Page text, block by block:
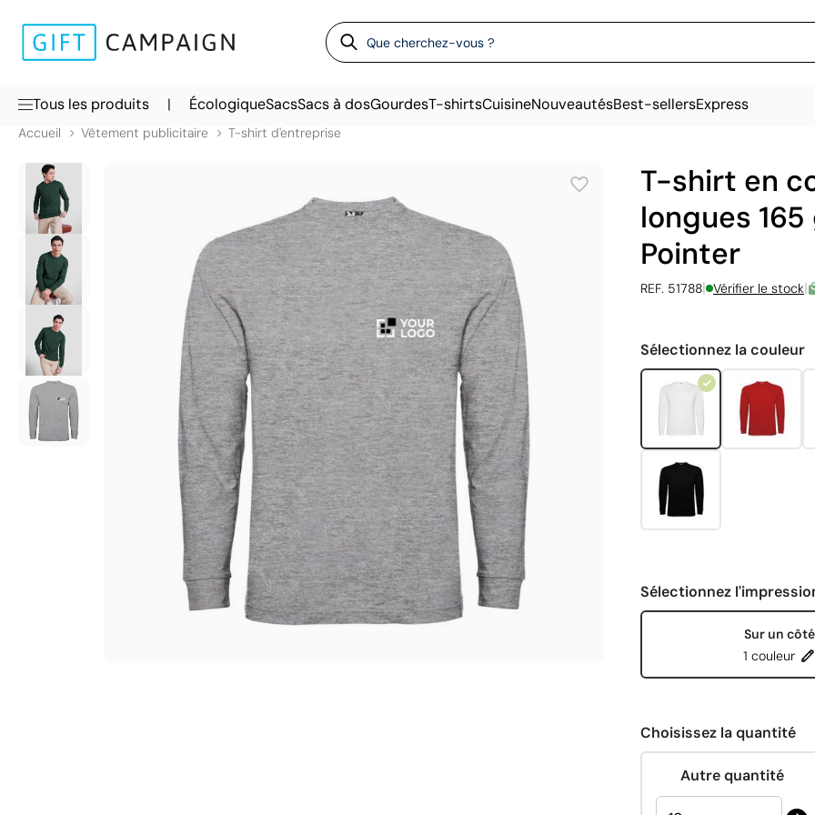
Tous les produits | ÉcologiqueSacsSacs à dosGourdesT-shirtsCuisineNouveautésBest-sellersExpress
Accueil Vêtement publicitaire T-shirt d'entreprise
T-shirt en
longues
Pointer
REF. 51788| Vérifier le stock|
Sélectionnez la couleur
Sélectionnez
Sur un côté
1 couleur
Choisissez la quantité
Autre quantité